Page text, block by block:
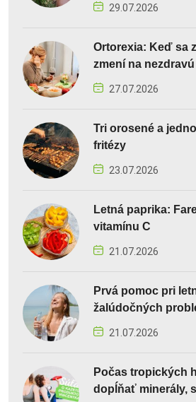
29.07.2026
Ortorexia: Keď sa
zmení na
27.07.2026
Tri orosené a
fritézy
23.07.2026
Letná paprika:
vitamínu C
21.07.2026
Prvá pomoc pri
žalúdočných
21.07.2026
Počas tropických
dopĺňať minerály,